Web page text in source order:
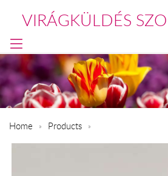
VIRÁGKÜLDÉS
Home Products